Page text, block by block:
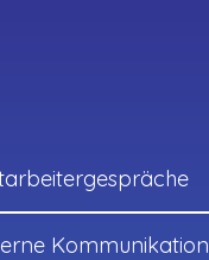
Kommunikation